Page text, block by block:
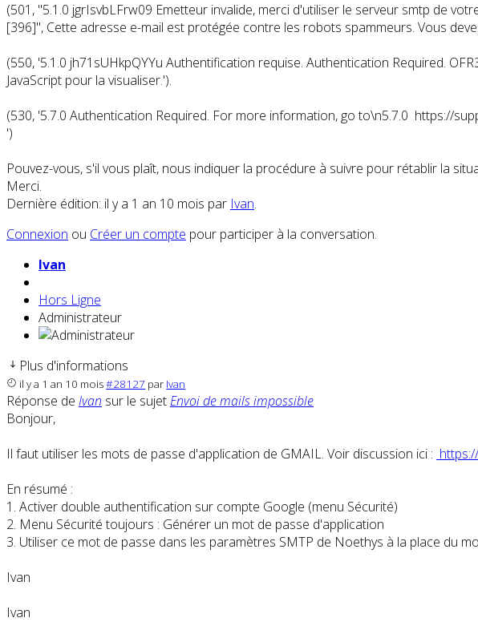
(501, "5.1.0 jgrIsvbLFrw09 Emetteur invalide, merci d'utiliser le serveur smtp de
[396]", Cette adresse e-mail est protégée contre les robots spammeurs. Vous
(550, '5.1.0 jh71sUHkpQYYu Authentification requise. Authentication Required.
JavaScript pour la visualiser.').
(530, '5.7.0 Authentication Required. For more information, go to\n5.7.0 https://
')
Pouvez-vous, s'il vous plaît, nous indiquer la procédure à suivre pour rétablir la
Merci.
Dernière édition: il y a 1 an 10 mois par Ivan.
Connexion ou Créer un compte pour participer à la conversation.
Ivan
Hors Ligne
Administrateur
Plus d'informations
il y a 1 an 10 mois#28127 par Ivan
Réponse de Ivan sur le sujetEnvoi de mails impossible
Bonjour,
Il faut utiliser les mots de passe d'application de GMAIL. Voir discussion ici :
En résumé :
1. Activer double authentification sur compte Google (menu Sécurité)
2. Menu Sécurité toujours : Générer un mot de passe d'application
3. Utiliser ce mot de passe dans les paramètres SMTP de Noethys à la place du
Ivan
Ivan